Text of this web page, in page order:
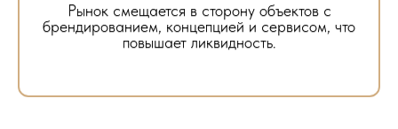
Рынок смещается в сторону объектов с
брендированием, концепцией и сервисом, что
повышает ликвидность.